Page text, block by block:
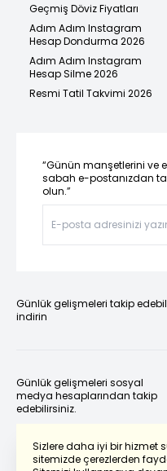
Sizlere daha iyi bir hizmet
sitemizde çerezlerden
Geçmiş Döviz Fiyatları
Adım Adım Instagram
Hesap Dondurma 2026
Adım Adım Instagram
Hesap Silme 2026
Resmi Tatil Takvimi 2026
“Günün manşetlerini ve
sabah e-postanızdan
olun.”
Günlük gelişmeleri takip
indirin
Günlük gelişmeleri sosyal
medya hesaplarından takip
edebilirsiniz.